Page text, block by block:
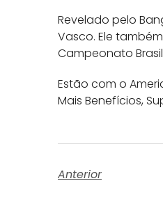
Revelado pelo
Vasco. Ele
Campeonato
Estão com o
Mais Benefícios,
Anterior